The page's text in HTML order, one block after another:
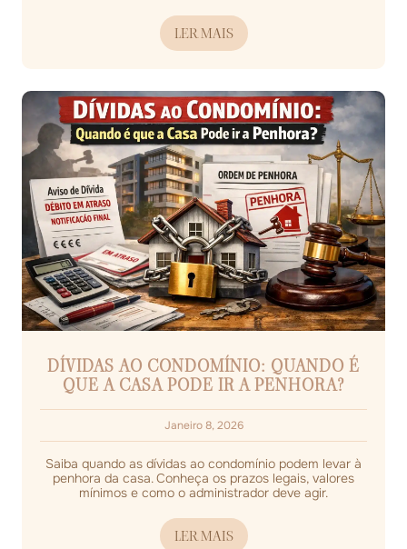
LER MAIS
DÍVIDAS AO CONDOMÍNIO: QUANDO É
QUE A CASA PODE IR A PENHORA?
Janeiro 8, 2026
Saiba quando as dívidas ao condomínio podem levar à
penhora da casa. Conheça os prazos legais, valores
mínimos e como o administrador deve agir.
LER MAIS